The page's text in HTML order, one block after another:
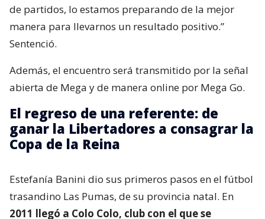
de partidos, lo estamos preparando de la mejor
manera para llevarnos un resultado positivo.”
Sentenció.
Además, el encuentro será transmitido por la señal
abierta de Mega y de manera online por Mega Go.
El regreso de una referente: de
ganar la Libertadores a consagrar la
Copa de la Reina
Estefanía Banini dio sus primeros pasos en el fútbol
trasandino Las Pumas, de su provincia natal. En
2011 llegó a Colo Colo, club con el que se